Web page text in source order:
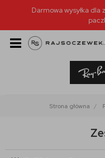
Darmowa wysyłka dla
Strona główna